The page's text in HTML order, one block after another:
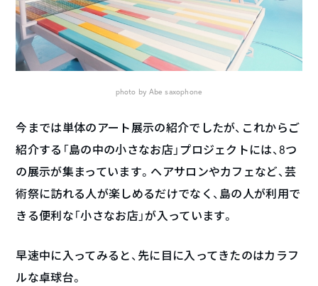
photo by Abe saxophone
今までは単体のアート展示の紹介でしたが、これからご
紹介する「島の中の小さなお店」プロジェクトには、8つ
の展示が集まっています。ヘアサロンやカフェなど、芸
術祭に訪れる人が楽しめるだけでなく、島の人が利用で
きる便利な「小さなお店」が入っています。
早速中に入ってみると、先に目に入ってきたのはカラフ
ルな卓球台。